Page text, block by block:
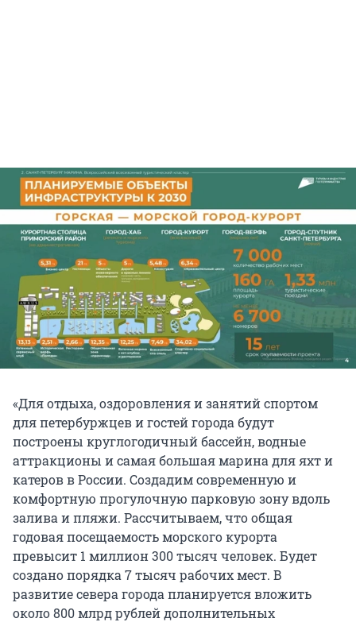
«Для отдыха, оздоровления и занятий спортом
для петербуржцев и гостей города будут
построены круглогодичный бассейн, водные
аттракционы и самая большая марина для яхт и
катеров в России. Создадим современную и
комфортную прогулочную парковую зону вдоль
залива и пляжи. Рассчитываем, что общая
годовая посещаемость морского курорта
превысит 1 миллион 300 тысяч человек. Будет
создано порядка 7 тысяч рабочих мест. В
развитие севера города планируется вложить
около 800 млрд рублей дополнительных